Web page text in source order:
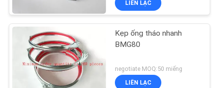
LIÊN LẠC
Kẹp ống tháo nhanh
BMG80
negotiate MOQ:50 miếng
LIÊN LẠC